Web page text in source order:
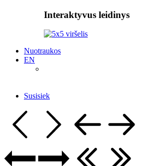
Interaktyvus leidinys
Nuotraukos
EN
Susisiek